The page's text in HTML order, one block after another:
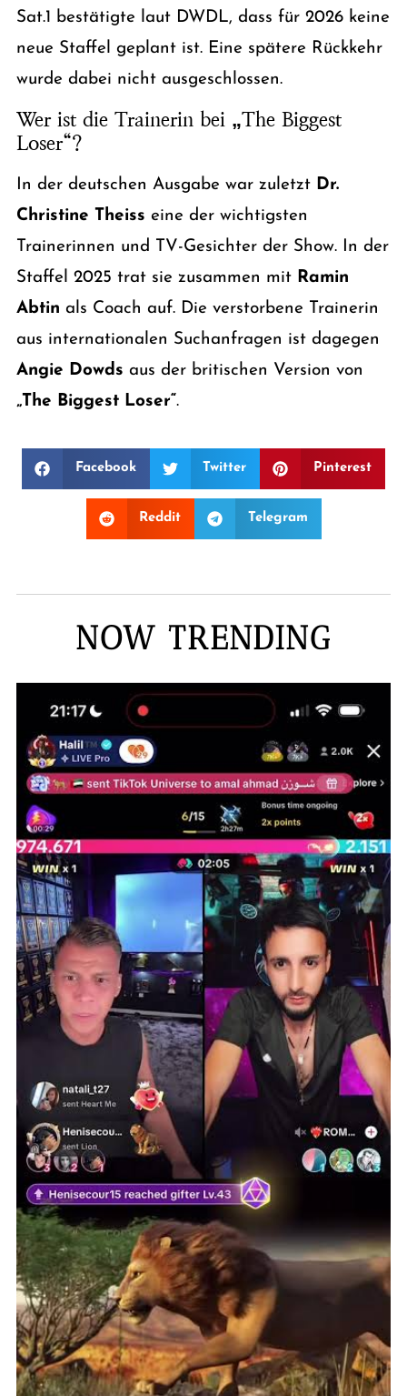
Sat.1 bestätigte laut DWDL, dass für 2026 keine
neue Staffel geplant ist. Eine spätere Rückkehr
wurde dabei nicht ausgeschlossen.
Wer ist die Trainerin bei „The Biggest
Loser“?
In der deutschen Ausgabe war zuletzt Dr.
Christine Theiss eine der wichtigsten
Trainerinnen und TV-Gesichter der Show. In der
Staffel 2025 trat sie zusammen mit Ramin
Abtin als Coach auf. Die verstorbene Trainerin
aus internationalen Suchanfragen ist dagegen
Angie Dowds aus der britischen Version von
„The Biggest Loser“.
Facebook Twitter Pinterest
Reddit Telegram
NOW TRENDING